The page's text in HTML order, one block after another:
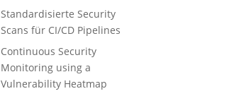
Standardisierte Security
Scans für CI/CD Pipelines
Continuous Security
Monitoring using a
Vulnerability Heatmap